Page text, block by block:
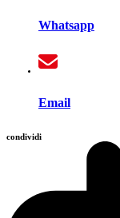
Whatsapp
Email
condividi